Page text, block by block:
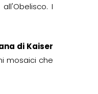
I
di Kaiser
mosaici che